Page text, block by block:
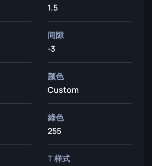
1.5
间隙
-3
颜色
Custom
綠色
255
T 样式